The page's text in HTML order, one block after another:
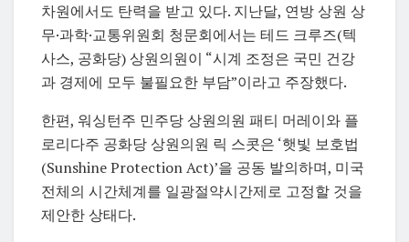
차원에서도 탄력을 받고 있다. 지난달, 연방 상원 상
무·과학·교통위원회 청문회에서는 테드 크루즈(텍
사스, 공화당) 상원의원이 “시계 조정은 국민 건강
과 경제에 모두 불필요한 부담”이라고 주장했다.
한편, 워싱턴주 민주당 상원의원 패티 머레이와 플
로리다주 공화당 상원의원 릭 스콧은 ‘햇빛 보호법
(Sunshine Protection Act)’을 공동 발의하며, 미국
전체의 시간체계를 일광절약시간제로 고정할 것을
제안한 상태다.